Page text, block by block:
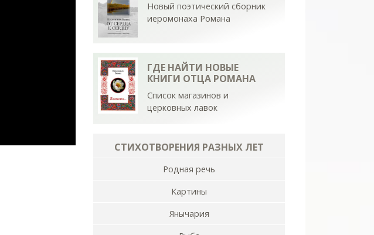
Новый поэтический сборник
иеромонаха Романа
ГДЕ НАЙТИ НОВЫЕ
КНИГИ ОТЦА РОМАНА
Список магазинов и
церковных лавок
СТИХОТВОРЕНИЯ РАЗНЫХ ЛЕТ
Родная речь
Картины
Янычария